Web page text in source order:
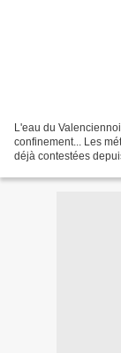
L'eau du
confinement... Les
déjà contestées